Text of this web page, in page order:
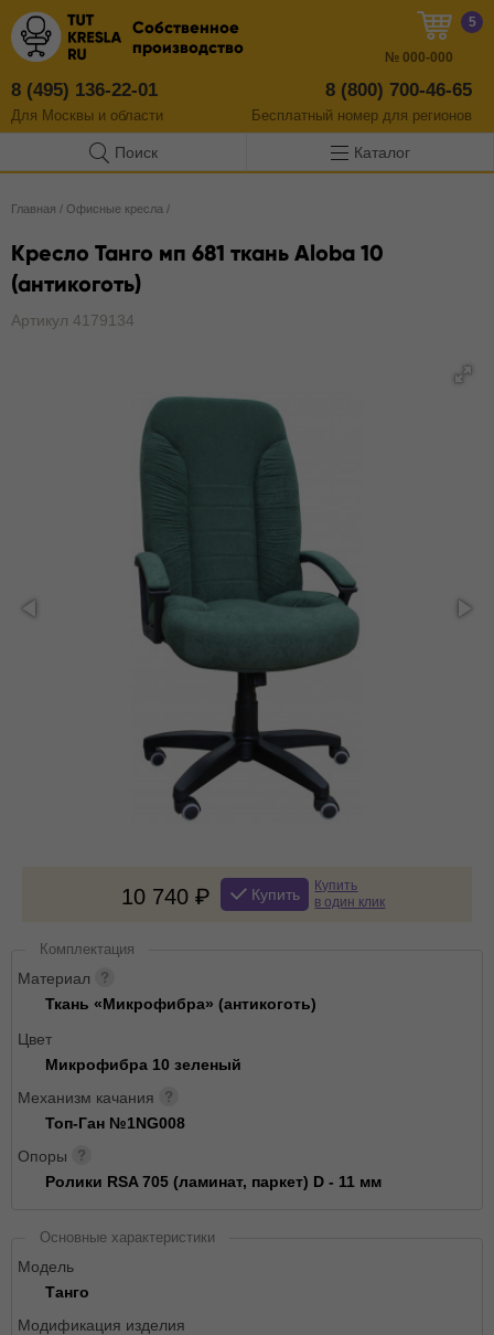
Собственное
производство
8 (495) 136-22-01
Для Москвы и области
8 (800) 700-46-65
Бесплатный номер для регионов
5
№ 000-000
Поиск Каталог
Главная / Офисные кресла /
Кресло Танго мп 681 ткань Aloba 10
(антикоготь)
Артикул 4179134
10 740 Купить
Купить
в один клик
Комплектация
Материал
Ткань «Микрофибра» (антикоготь)
Цвет
Микрофибра 10 зеленый
Механизм качания
Топ-Ган №1NG008
Опоры
Ролики RSA 705 (ламинат, паркет) D - 11 мм
Основные характеристики
Модель
Танго
Модификация изделия